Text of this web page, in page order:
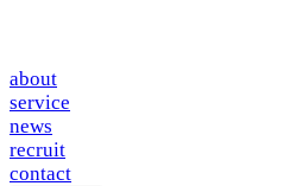
about
service
news
recruit
contact